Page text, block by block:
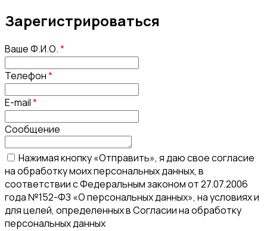
Зарегистрироваться
Ваше Ф.И.О.*
Телефон*
E-mail*
Сообщение
Нажимая кнопку «Отправить», я даю свое согласие
на обработку моих персональных данных, в
соответствии с Федеральным законом от 27.07.2006
года №152-ФЗ «О персональных данных», на условиях и
для целей, определенных в Согласии на обработку
персональных данных